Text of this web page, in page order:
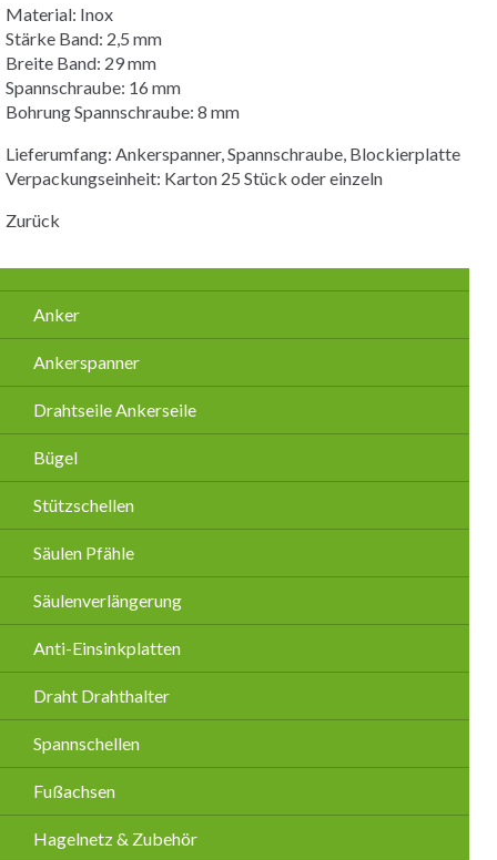
Material: Inox
Stärke Band: 2,5 mm
Breite Band: 29 mm
Spannschraube: 16 mm
Bohrung Spannschraube: 8 mm
Lieferumfang: Ankerspanner, Spannschraube, Blockierplatte
Verpackungseinheit: Karton 25 Stück oder einzeln
Zurück
Navigation
überspringen
Anker
Ankerspanner
Drahtseile Ankerseile
Bügel
Stützschellen
Säulen Pfähle
Säulenverlängerung
Anti-Einsinkplatten
Draht Drahthalter
Spannschellen
Fußachsen
Hagelnetz & Zubehör